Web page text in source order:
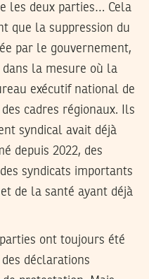
les deux parties… Cela
que la suppression du
par le gouvernement,
dans la mesure où la
exécutif national de
cadres régionaux. Ils
syndical avait déjà
depuis 2022, des
syndicats importants
de la santé ayant déjà
ont toujours été
des déclarations